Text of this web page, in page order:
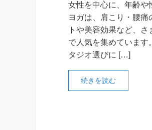
女性を中心に、年齢や
ヨガは、肩こり・腰痛
トや美容効果など、
で人気を集めています
タジオ選びに […]
続きを読む